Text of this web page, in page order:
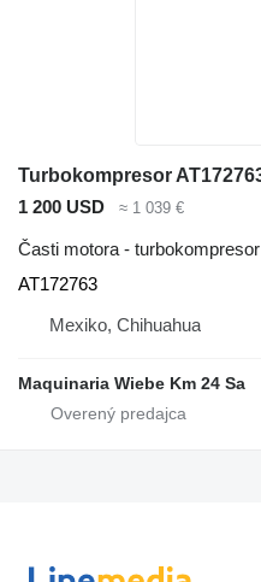
1 200 USD ≈ 1 039 €
Časti motora - turbokompresor
AT172763
Mexiko, Chihuahua
Maquinaria Wiebe Km 24 Sa